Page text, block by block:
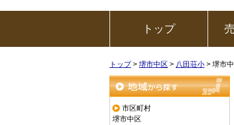
トップ
トップ> 堺市中区 > 八田荘小 > 堺市
地域から探す
市区町村
堺市中区